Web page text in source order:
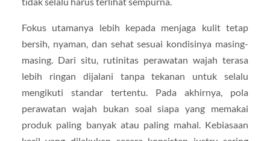
Fokus utamanya lebih kepada menjaga kulit tetap
bersih, nyaman, dan sehat sesuai kondisinya masing-
masing. Dari situ, rutinitas perawatan wajah terasa
lebih ringan dijalani tanpa tekanan untuk selalu
mengikuti standar tertentu. Pada akhirnya, pola
perawatan wajah bukan soal siapa yang memakai
produk paling banyak atau paling mahal. Kebiasaan